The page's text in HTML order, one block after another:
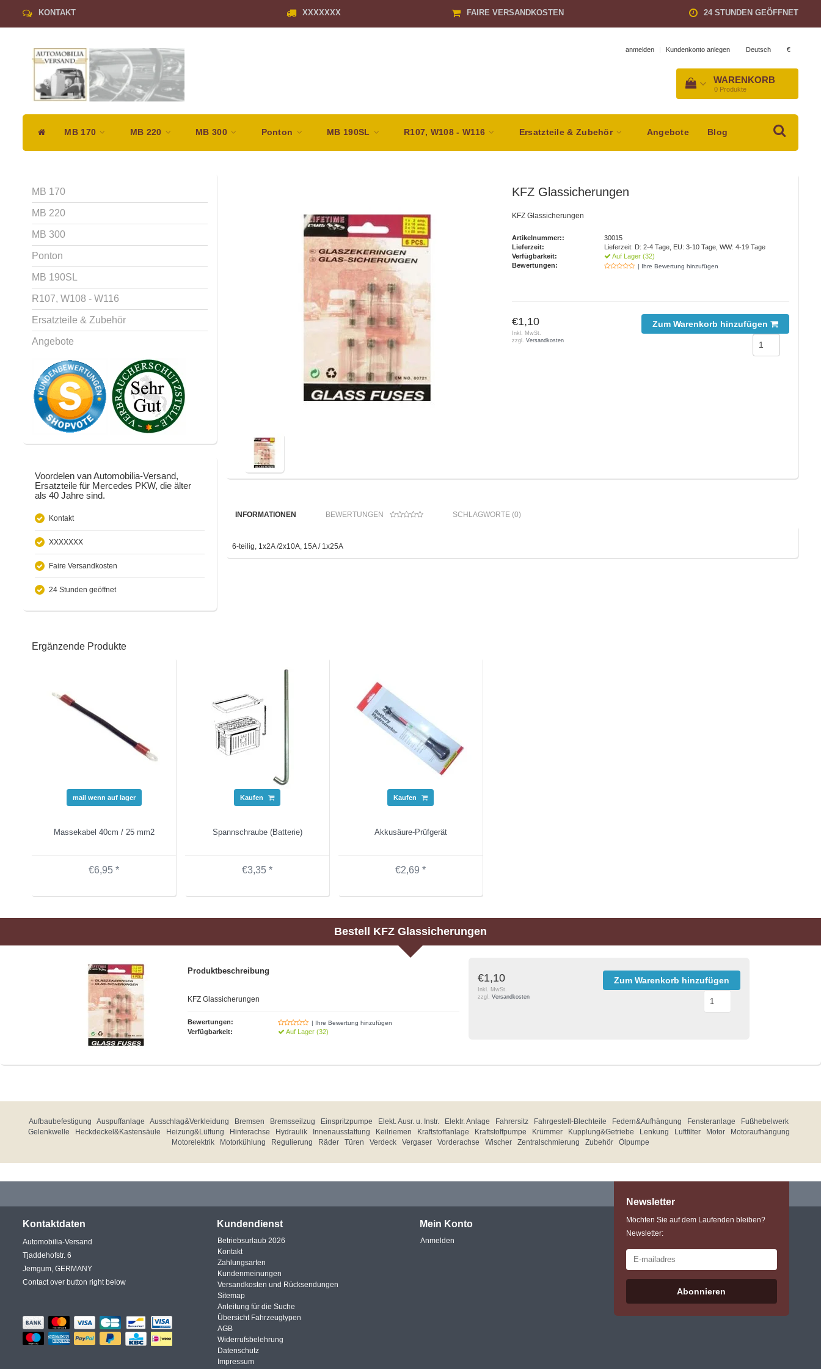
KONTAKT XXXXXXX FAIRE VERSANDKOSTEN 24 STUNDEN GEÖFFNET
anmelden | Kundenkonto anlegen Deutsch €
WARENKORB
0 Produkte
MB 170 MB 220 MB 300 Ponton MB 190SL R107, W108 - W116 Ersatzteile & Zubehör Angebote Blog
MB 170
MB 220
MB 300
Ponton
MB 190SL
R107, W108 - W116
Ersatzteile & Zubehör
Angebote
Voordelen van Automobilia-Versand,
Ersatzteile für Mercedes PKW, die älter
als 40 Jahre sind.
Kontakt
XXXXXXX
Faire Versandkosten
24 Stunden geöffnet
KFZ Glassicherungen
KFZ Glassicherungen
Artikelnummer::
30015
Lieferzeit:
Lieferzeit: D: 2-4 Tage, EU: 3-10 Tage, WW: 4-19 Tage
Verfügbarkeit:
Auf Lager (32)
Bewertungen:
| Ihre Bewertung hinzufügen
€1,10
Inkl. MwSt.
zzgl.Versandkosten
Zum Warenkorb hinzufügen
INFORMATIONEN BEWERTUNGEN SCHLAGWORTE (0)
6-teilig, 1x2A /2x10A, 15A / 1x25A
Ergänzende Produkte
mail wenn auf lager
Massekabel 40cm / 25 mm2
€6,95 *
Kaufen
Spannschraube (Batterie)
€3,35 *
Kaufen
Akkusäure-Prüfgerät
€2,69 *
Bestell KFZ Glassicherungen
Produktbeschreibung
KFZ Glassicherungen
Bewertungen: | Ihre Bewertung hinzufügen
Verfügbarkeit: Auf Lager (32)
€1,10
Inkl. MwSt.
zzgl. Versandkosten
Zum Warenkorb hinzufügen
Aufbaubefestigung Auspuffanlage Ausschlag&Verkleidung Bremsen Bremsseilzug Einspritzpumpe Elekt. Ausr. u. Instr. Elektr. Anlage Fahrersitz Fahrgestell-Blechteile Federn&Aufhängung Fensteranlage
Fußhebelwerk
Gelenkwelle
Heckdeckel&Kastensäule Heizung&Lüftung Hinterachse Hydraulik Innenausstattung Keilriemen Kraftstoffanlage Kraftstoffpumpe Krümmer Kupplung&Getriebe Lenkung Luftfilter Motor
Motoraufhängung
Motorelektrik
Motorkühlung Regulierung Räder Türen Verdeck Vergaser Vorderachse Wischer Zentralschmierung Zubehör Ölpumpe
Kontaktdaten
Automobilia-Versand
Tjaddehofstr. 6
Jemgum, GERMANY
Contact over button right below
Kundendienst
Betriebsurlaub 2026
Kontakt
Zahlungsarten
Kundenmeinungen
Versandkosten und Rücksendungen
Sitemap
Anleitung für die Suche
Übersicht Fahrzeugtypen
AGB
Widerrufsbelehrung
Datenschutz
Impressum
Mein Konto
Anmelden
Newsletter
Möchten Sie auf dem Laufenden bleiben?
Newsletter:
Abonnieren